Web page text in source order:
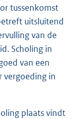
tussenkomst
uitsluitend
van de
Scholing in
van een
in
plaats vindt